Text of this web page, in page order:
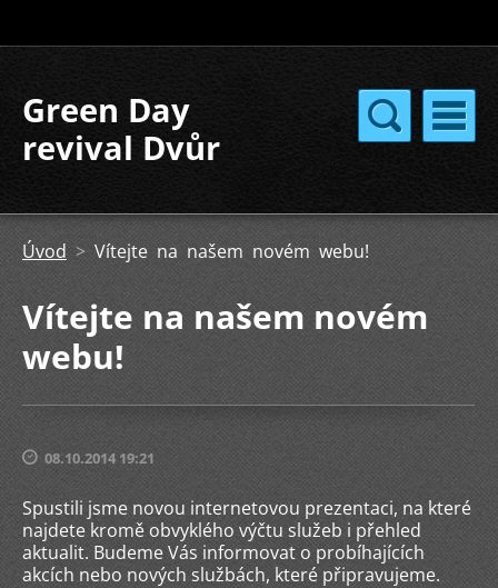
Green Day
revival Dvůr
Úvod > Vítejte na našem novém webu!
Vítejte na našem novém
webu!
08.10.2014 19:21
Spustili jsme novou internetovou prezentaci, na které
najdete kromě obvyklého výčtu služeb i přehled
aktualit. Budeme Vás informovat o probíhajících
akcích nebo nových službách, které připravujeme.